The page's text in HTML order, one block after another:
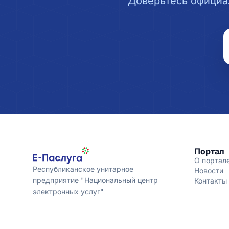
Республиканское унитарное
предприятие "Национальный центр
электронных услуг"
Портал
О
Новости
Контакты